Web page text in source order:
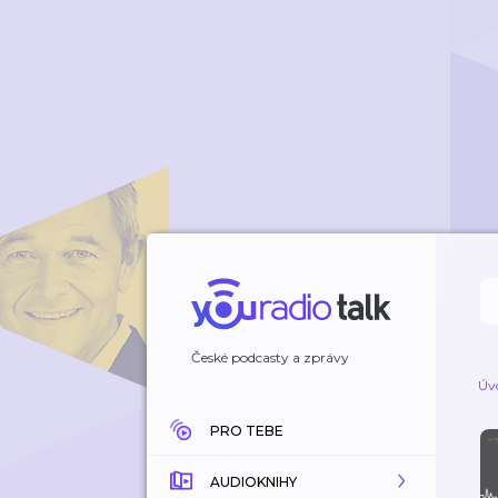
České podcasty a zprávy
PRO TEBE
AUDIOKNIHY